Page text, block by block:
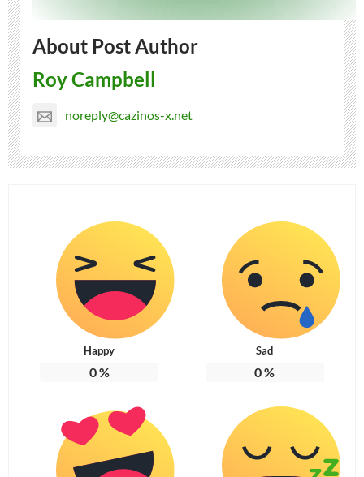
About Post Author
Roy Campbell
noreply@cazinos-x.net
Happy
0%
Sad
0%